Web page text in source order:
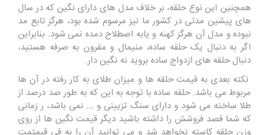
همچنین این نوع حلقه، بر خلاف مدل های دارای نگین که در سال
های پیشین مدتی در کشور ما نیز مرسوم شده بود، هرگز تابع مد
نبوده و مدل آن هرگز کهنه و یابه اصطلاح دمده نمی شود. بنابراین
اگر به دنبال یک حلقه ساده، منیمال و مقرون به صرفه هستید،
دنبال حلقه های ازدواج ساده بروید نه نگین دار.
نکته بعدی به قیمت حلقه ها و میزان طلای به کار رفته در آن ها
مربوط می باشد. حلقه ساده با توجه به این که به طور صد درصد از
طلا ساخته می شود و دارای سنگ تزیینی و ... نمی باشد، ر زمانی
که شما قصد فروشش را داشته باشید دیگر قیمت نگین ها از روی
وزن حلقه کاسته نخواهد شد و می توانید آن را به قی قیمتمت